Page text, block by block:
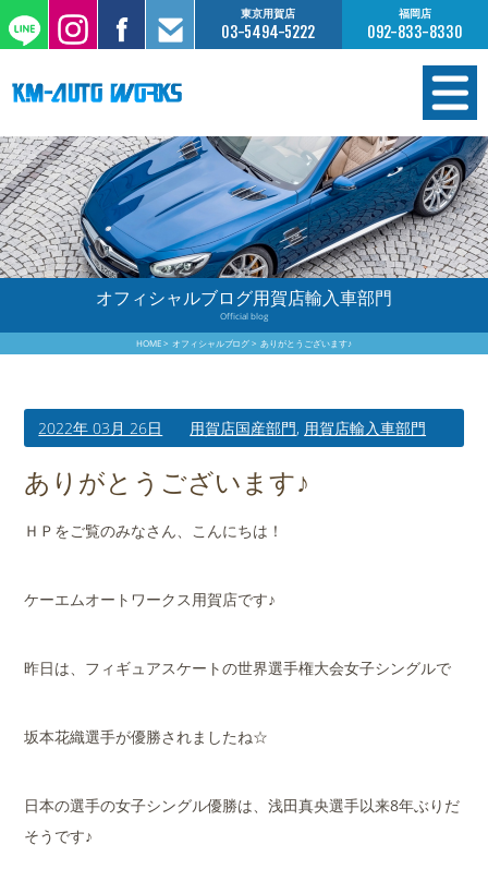
東京用賀店
03-5494-5222
福岡店
092-833-8330
在庫情報
オーダー販売
工場サービス
保証について
買取査定のご案内
店舗案内
会社概要
オフィシャルブログ用賀店輸入車部門
Official blog
HOME オフィシャルブログ ありがとうございます♪
2022年 03月 26日 用賀店国産部門, 用賀店輸入車部門
ありがとうございます♪
ＨＰをご覧のみなさん、こんにちは！
ケーエムオートワークス用賀店です♪
昨日は、フィギュアスケートの世界選手権大会女子シングルで
坂本花織選手が優勝されましたね☆
日本の選手の女子シングル優勝は、浅田真央選手以来8年ぶりだ
そうです♪